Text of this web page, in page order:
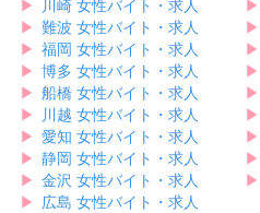
▶︎
川崎 女性バイト・求人 ▶︎
▶︎ 難波 女性バイト・求人 ▶︎
▶︎ 福岡 女性バイト・求人 ▶︎
▶︎ 博多 女性バイト・求人 ▶︎
▶︎ 船橋 女性バイト・求人 ▶︎
▶︎
川越 女性バイト・求人 ▶︎
▶︎ 愛知 女性バイト・求人 ▶︎
▶︎ 静岡 女性バイト・求人 ▶︎
▶︎ 金沢 女性バイト・求人 ▶︎
▶︎ 広島 女性バイト・求人